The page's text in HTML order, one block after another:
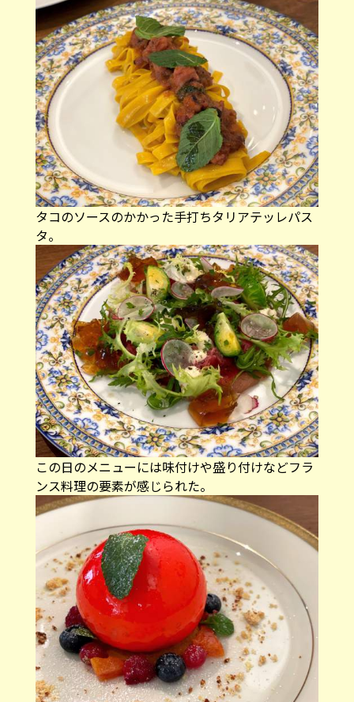
タコのソースのかかった手打ちタリアテッレパス
タ。
この日のメニューには味付けや盛り付けなどフラ
ンス料理の要素が感じられた。